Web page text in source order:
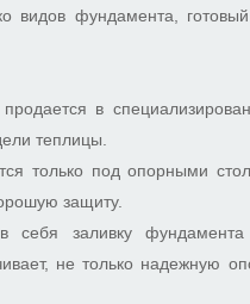
видов фундамента,
в
теплицы.
только под опорными
защиту.
себя заливку
не только надежную